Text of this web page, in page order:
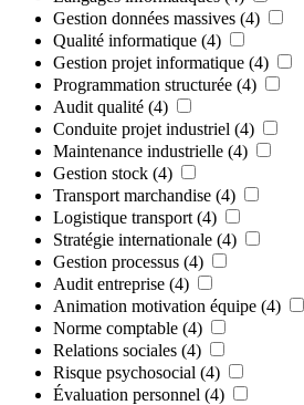
Gestion données massives (4)
Qualité informatique (4)
Gestion projet informatique (4)
Programmation structurée (4)
Audit qualité (4)
Conduite projet industriel (4)
Maintenance industrielle (4)
Gestion stock (4)
Transport marchandise (4)
Logistique transport (4)
Stratégie internationale (4)
Gestion processus (4)
Audit entreprise (4)
Animation motivation équipe (4)
Norme comptable (4)
Relations sociales (4)
Risque psychosocial (4)
Évaluation personnel (4)